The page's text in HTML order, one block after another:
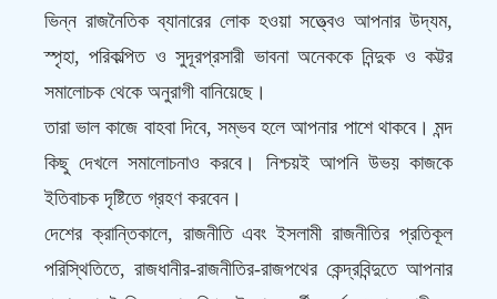
ভিন্ন রাজনৈতিক ব্যানারের লোক হওয়া সত্ত্বেও আপনার উদ্যম,
স্পৃহা, পরিকল্পিত ও সুদূরপ্রসারী ভাবনা অনেককে নিন্দুক ও কট্টর
সমালোচক থেকে অনুরাগী বানিয়েছে।
তারা ভাল কাজে বাহবা দিবে, সম্ভব হলে আপনার পাশে থাকবে। মন্দ
কিছু দেখলে সমালোচনাও করবে। নিশ্চয়ই আপনি উভয় কাজকে
ইতিবাচক দৃষ্টিতে গ্রহণ করবেন।
দেশের ক্রান্তিকালে, রাজনীতি এবং ইসলামী রাজনীতির প্রতিকূল
পরিস্থিতিতে, রাজধানীর-রাজনীতির-রাজপথের কেন্দ্রবিন্দুতে আপনার